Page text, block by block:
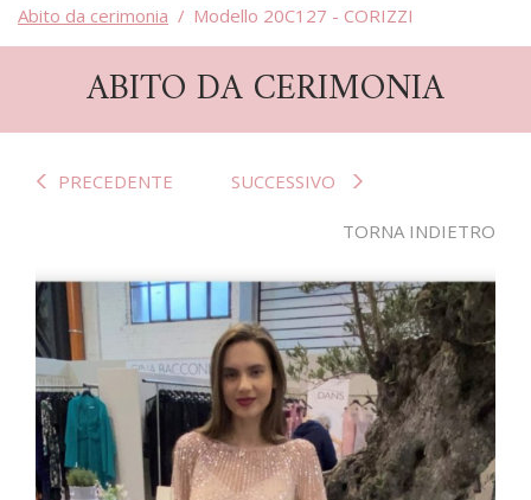
Abito da cerimonia Modello 20C127 - CORIZZI
ABITO DA CERIMONIA
PRECEDENTE SUCCESSIVO
TORNA INDIETRO